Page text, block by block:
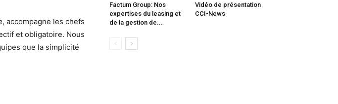
, accompagne les chefs
et obligatoire. Nous
que la simplicité
Factum Group: Nos
expertises du leasing et
de la gestion de...
Vidéo de présentation
CCI-News